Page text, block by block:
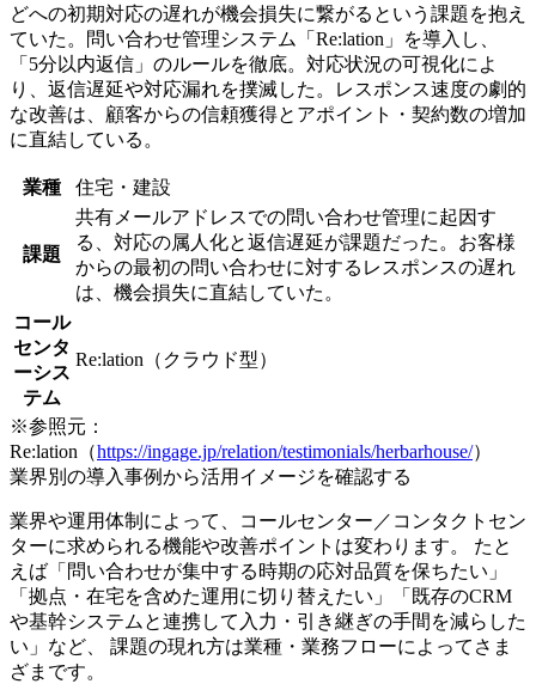
どへの初期対応の遅れが機会損失に繋がるという課題を抱え
ていた。問い合わせ管理システム「Re:lation」を導入し、
「5分以内返信」のルールを徹底。対応状況の可視化によ
り、返信遅延や対応漏れを撲滅した。レスポンス速度の劇的
な改善は、顧客からの信頼獲得とアポイント・契約数の増加
に直結している。
業種 住宅・建設
課題
共有メールアドレスでの問い合わせ管理に起因す
る、対応の属人化と返信遅延が課題だった。お客様
からの最初の問い合わせに対するレスポンスの遅れ
は、機会損失に直結していた。
コール
センタ
ーシス
テム
Re:lation（クラウド型）
※参照元：
Re:lation（https://ingage.jp/relation/testimonials/herbarhouse/）
業界別の導入事例から活用イメージを確認する
業界や運用体制によって、コールセンター／コンタクトセン
ターに求められる機能や改善ポイントは変わります。 たと
えば「問い合わせが集中する時期の応対品質を保ちたい」
「拠点・在宅を含めた運用に切り替えたい」「既存のCRM
や基幹システムと連携して入力・引き継ぎの手間を減らした
い」など、 課題の現れ方は業種・業務フローによってさま
ざまです。